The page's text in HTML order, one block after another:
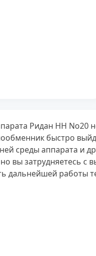
Ридан НН No20
быстро
среды аппарата и
вы затрудняетесь
дальнейшей работы